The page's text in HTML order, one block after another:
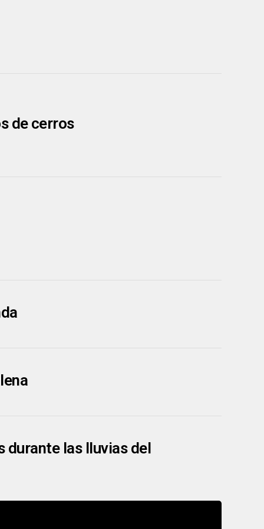
de cerros
durante las lluvias del